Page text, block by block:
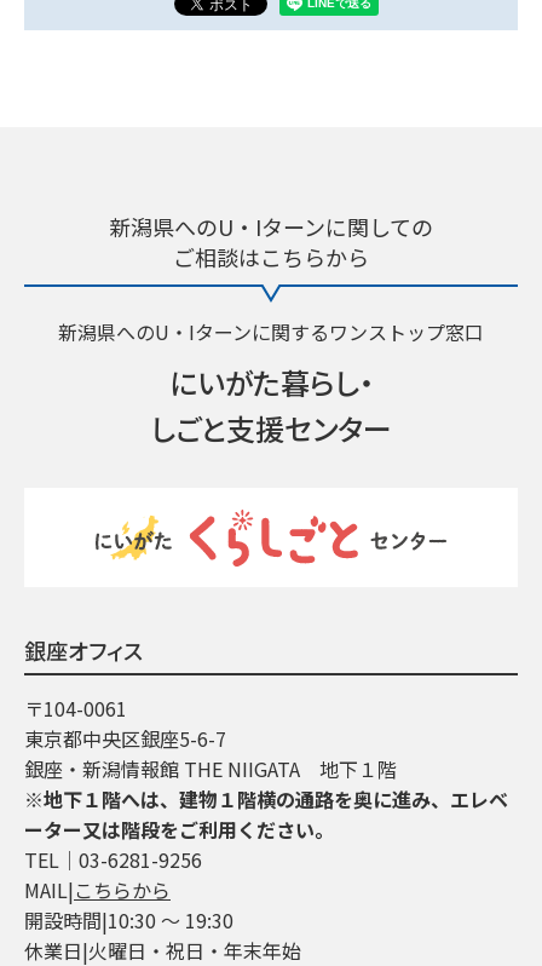
新潟県へのU・Iターンに関しての
ご相談はこちらから
新潟県へのU・Iターンに関するワンストップ窓口
にいがた暮らし・
しごと支援センター
銀座オフィス
〒104-0061
東京都中央区銀座5-6-7
銀座・新潟情報館 THE NIIGATA 地下１階
※地下１階へは、建物１階横の通路を奥に進み、エレベ
ーター又は階段をご利用ください。
TEL│03-6281-9256
MAIL|こちらから
開設時間|10:30 ～ 19:30
休業日|火曜日・祝日・年末年始